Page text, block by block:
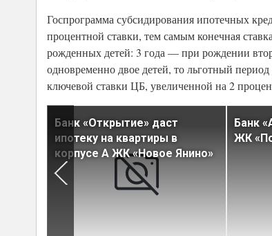
Госпрограмма субсидирования ипотечных
процентной ставки, тем самым конечная
рожденных детей: 3 года — при рождении
одновременно двое детей, то льготный период
ключевой ставки ЦБ, увеличенной на 2
Банк «Открытие» даст
ипотеку на квартиры в
корпусе А ЖК «Новое Янино»
Банк
ЖК